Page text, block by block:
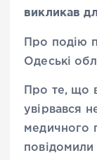
викликав
Про подію
Одеські
Про те, що
увірвався
медичного
повідомили